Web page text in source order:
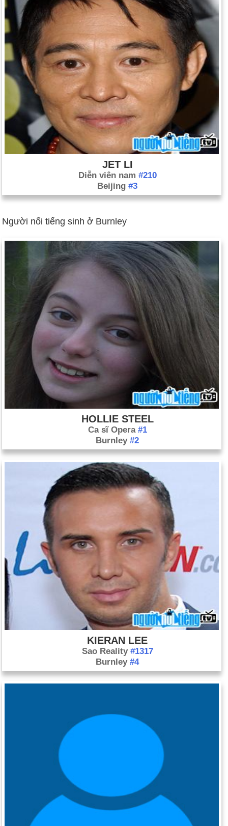
JET LI
Diễn viên nam #210
Beijing #3
Người nổi tiếng sinh ở Burnley
HOLLIE STEEL
Ca sĩ Opera #1
Burnley #2
KIERAN LEE
Sao Reality #1317
Burnley #4